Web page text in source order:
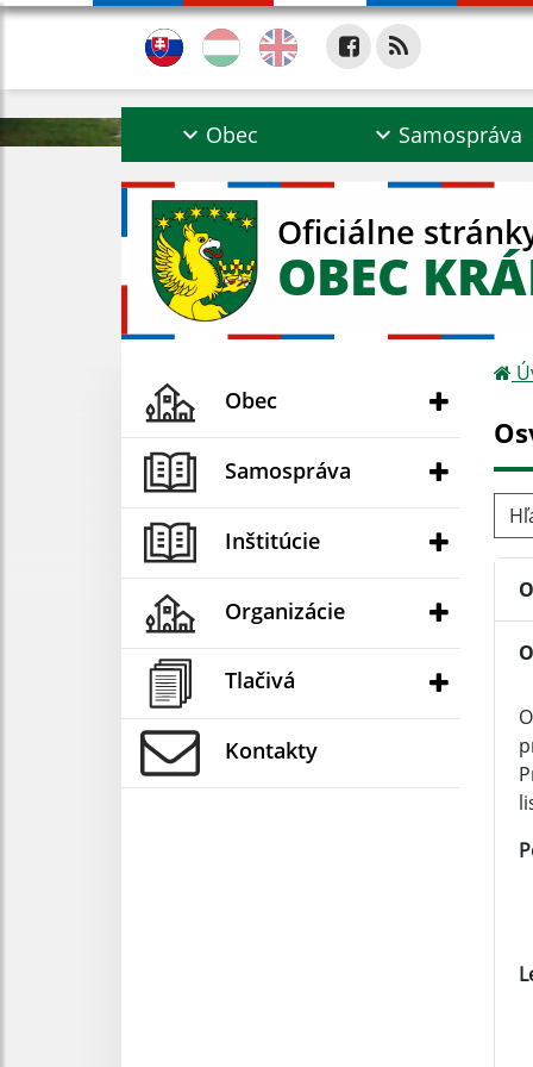
Obec Samospráva
Oficiálne
OBEC
Obec
Samospráva
Inštitúcie
Organizácie
Tlačivá
Kontakty